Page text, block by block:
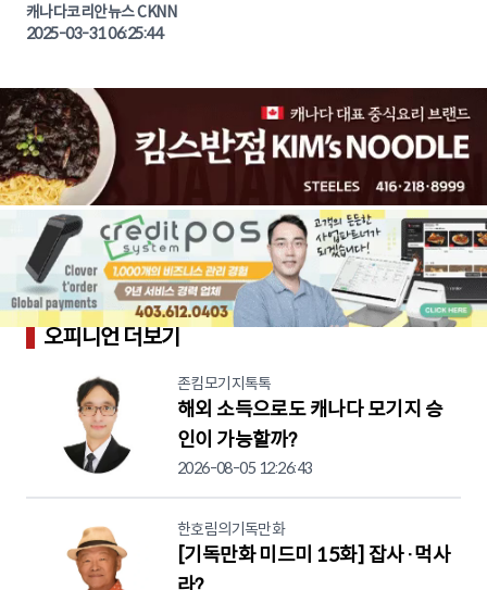
스 | CKNNEWS | 캐나다뉴스 | 토론토뉴스
캐나다코리안뉴스 CKNN
2025-03-31 06:25:44
오피니언 더보기
존킴모기지톡톡
해외 소득으로도 캐나다 모기지 승
인이 가능할까?
2026-08-05 12:26:43
한호림의기독만화
[기독만화 미드미 15화] 잡사·먹사